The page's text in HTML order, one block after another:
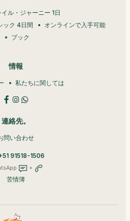
ル・ジャーニー 1日
ック 4日間
オンラインで入手可能
ブック
情報
私たちに関しては
連絡先。
問い合わせ
91518-1506
+
苦情簿